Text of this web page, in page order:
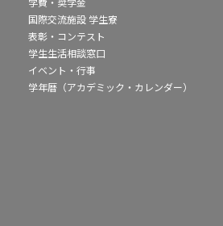
国際交流施設 学生寮
表彰・コンテスト
学生生活相談窓口
イベント・行事
学年暦（アカデミック・カレンダー）